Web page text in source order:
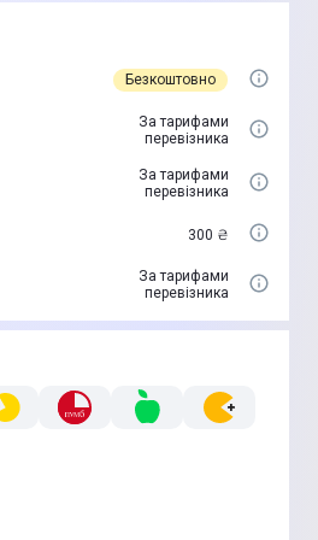
Безкоштовно
За тарифами
перевізника
За тарифами
перевізника
300 ₴
За тарифами
перевізника